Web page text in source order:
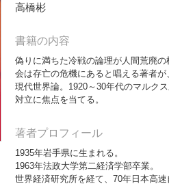
高橋彬
書籍の内容
偽りに満ちた冷戦の論理が人間荒廃
会は存亡の危機にあると唱える著者
現代世界論。1920～30年代のマルク
対立に焦点を当てる。
著者プロフィール
1935年岩手県に生まれる。
1963年法政大学第二経済学部卒業。
世界経済研究所を経て、70年日本高